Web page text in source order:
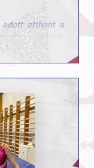
adott otthont a
versenyzői
kiemelkedő
emellett
pedig
következetes
tornászait